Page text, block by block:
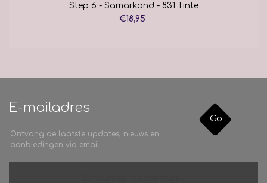
Step 6 - Samarkand - 831 Tinte
€18,95
Go
Ontvang de laatste updates, nieuws en
aanbiedingen via email